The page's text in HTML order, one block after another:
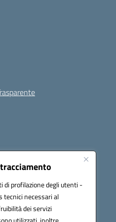
di profilazione degli utenti -
tecnici necessari al
dei servizi